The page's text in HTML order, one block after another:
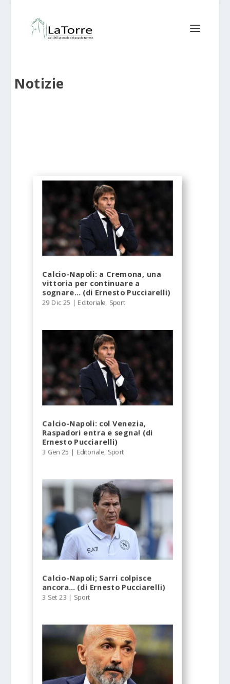
Notizie
Calcio-Napoli: a Cremona, una
vittoria per continuare a
sognare… (di Ernesto Pucciarelli)
29 Dic 25 | Editoriale, Sport
Calcio-Napoli: col Venezia,
Raspadori entra e segna! (di
Ernesto Pucciarelli)
3 Gen 25 | Editoriale, Sport
Calcio-Napoli; Sarri colpisce
ancora… (di Ernesto Pucciarelli)
3 Set 23 | Sport